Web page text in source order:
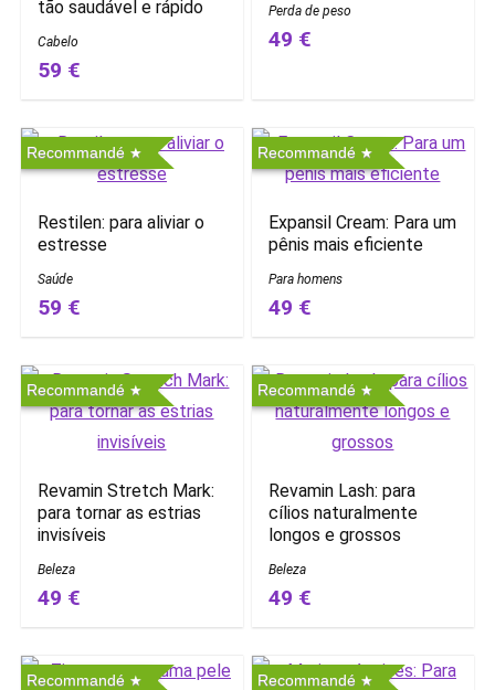
tão saudável e rápido
Cabelo
59 €
Perda de peso
49 €
Recommandé
Restilen: para aliviar o
estresse
Saúde
59 €
Recommandé
Expansil Cream: Para um
pênis mais eficiente
Para homens
49 €
Recommandé
Revamin Stretch Mark:
para tornar as estrias
invisíveis
Beleza
49 €
Recommandé
Revamin Lash: para
cílios naturalmente
longos e grossos
Beleza
49 €
Recommandé Recommandé